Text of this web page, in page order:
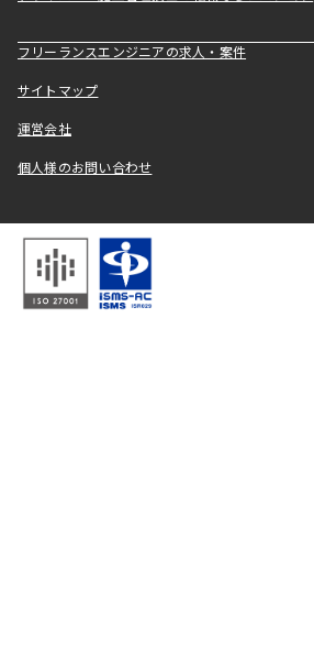
フリーランスエンジニアの求人・案件
サイトマップ
運営会社
個人様のお問い合わせ